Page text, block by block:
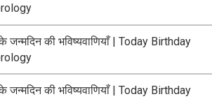
की भविष्यवाणियाँ | Today Birthday
की भविष्यवाणियाँ | Today Birthday